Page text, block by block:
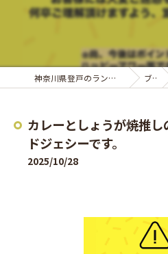
神奈川県登戸のランチならキングアンドジェシー ブログ
カレーとしょうが焼推
ドジェシーです。
2025/10/28